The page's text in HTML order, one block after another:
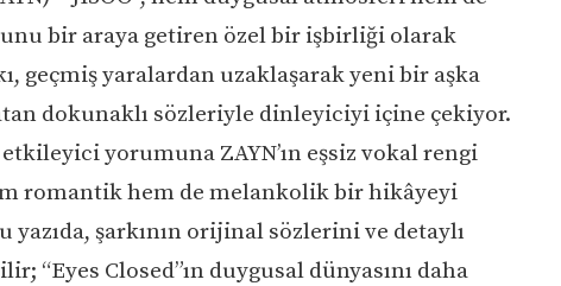
bir araya getiren özel bir işbirliği olarak
geçmiş yaralardan uzaklaşarak yeni bir aşka
dokunaklı sözleriyle dinleyiciyi içine çekiyor.
etkileyici yorumuna ZAYN’ın eşsiz vokal rengi
romantik hem de melankolik bir hikâyeyi
yazıda, şarkının orijinal sözlerini ve detaylı
“Eyes Closed”ın duygusal dünyasını daha